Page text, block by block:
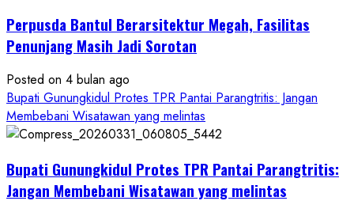
Cair
ke
Ketum
PWRI
RI
Minta
Resmi
Perpusda Bantul Berarsitektur Megah, Fasilitas
Penunjang Masih Jadi Sorotan
Posted on 4 bulan ago
Bupati Gunungkidul Protes TPR Pantai Parangtritis: Jangan
Membebani Wisatawan yang melintas
Bupati Gunungkidul Protes TPR Pantai Parangtritis:
Jangan Membebani Wisatawan yang melintas